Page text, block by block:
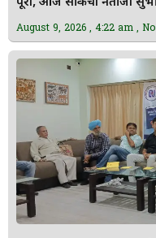
August 9, 2026 4:22 am